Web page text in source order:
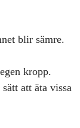
blir sämre.
kropp.
att äta vissa